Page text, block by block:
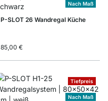
Nach Maß
P-SLOT 26 Wandregal Küche
85,00 €
Tiefpreis
Nach Maß